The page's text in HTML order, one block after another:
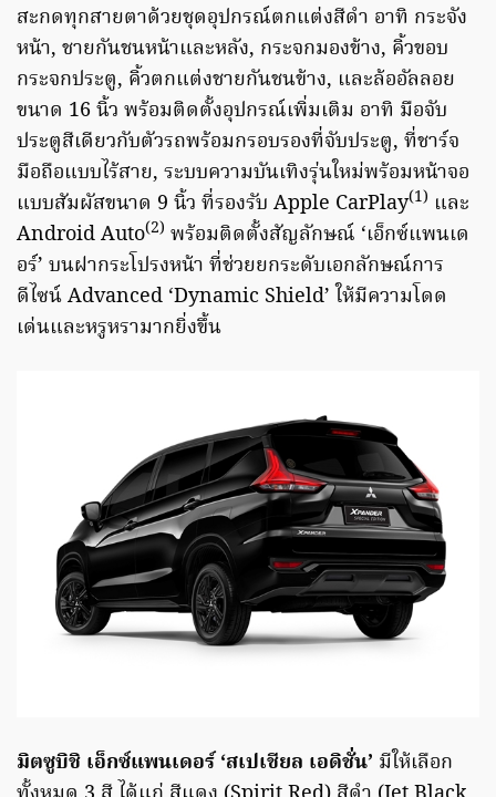
สะกดทุกสายตาด้วยชุดอุปกรณ์ตกแต่งสีดำ อาทิ กระจัง
หน้า, ชายกันชนหน้าและหลัง, กระจกมองข้าง, คิ้วขอบ
กระจกประตู, คิ้วตกแต่งชายกันชนข้าง, และล้ออัลลอย
ขนาด 16 นิ้ว พร้อมติดตั้งอุปกรณ์เพิ่มเติม อาทิ มือจับ
ประตูสีเดียวกับตัวรถพร้อมกรอบรองที่จับประตู, ที่ชาร์จ
มือถือแบบไร้สาย, ระบบความบันเทิงรุ่นใหม่พร้อมหน้าจอ
แบบสัมผัสขนาด 9 นิ้ว ที่รองรับ Apple CarPlay(1) และ
Android Auto(2) พร้อมติดตั้งสัญลักษณ์ ‘เอ็กซ์แพนเด
อร์’ บนฝากระโปรงหน้า ที่ช่วยยกระดับเอกลักษณ์การ
ดีไซน์ Advanced ‘Dynamic Shield’ ให้มีความโดด
เด่นและหรูหรามากยิ่งขึ้น
มิตซูบิชิ เอ็กซ์แพนเดอร์ ‘สเปเชียล เอดิชั่น’ มีให้เลือก